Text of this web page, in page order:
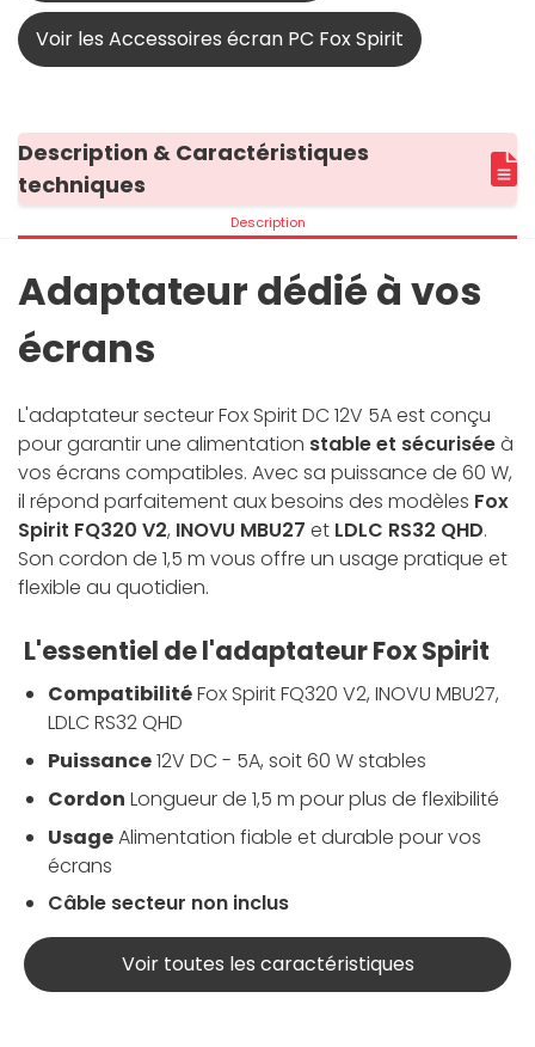
Voir les Accessoires écran PC Fox Spirit
Description & Caractéristiques
techniques
Description
Adaptateur dédié à vos
écrans
L'adaptateur secteur Fox Spirit DC 12V 5A est conçu
pour garantir une alimentation stable et sécuriséeà
vos écrans compatibles. Avec sa puissance de 60 W,
il répond parfaitement aux besoins des modèles Fox
Spirit FQ320 V2, INOVU MBU27 et LDLC RS32 QHD.
Son cordon de 1,5 m vous offre un usage pratique et
flexible au quotidien.
L'essentiel de l'adaptateur Fox Spirit
CompatibilitéFox Spirit FQ320 V2, INOVU MBU27,
LDLC RS32 QHD
Puissance12V DC - 5A, soit 60 W stables
Cordon Longueur de 1,5 m pour plus de flexibilité
UsageAlimentation fiable et durable pour vos
écrans
Câble secteur non inclus
Voir toutes les caractéristiques